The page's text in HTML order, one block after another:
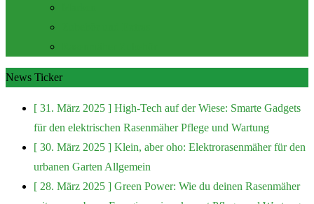
News Ticker
[ 31. März 2025 ] High-Tech auf der Wiese: Smarte Gadgets
für den elektrischen RasenmäherPflege und Wartung
[ 30. März 2025 ] Klein, aber oho: Elektrorasenmäher für den
urbanen Garten Allgemein
[ 28. März 2025 ] Green Power: Wie du deinen Rasenmäher